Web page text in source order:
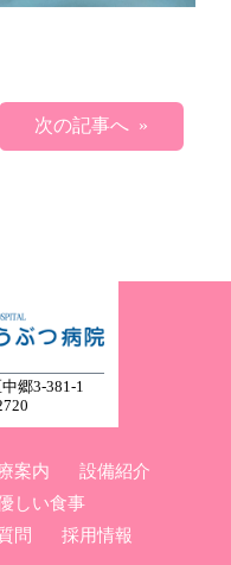
次の記事へ »
郷3-381-1
案内
設備紹介
しい食事
問
採用情報